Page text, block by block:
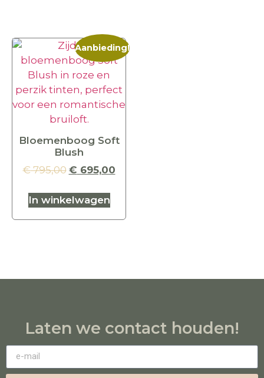
Aanbieding!
Bloemenboog Soft
Blush
€795,00 € 695,00
In winkelwagen
Laten we contact houden!